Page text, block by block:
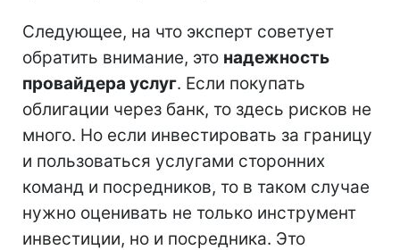
Следующее, на что эксперт советует
обратить внимание, это надежность
провайдера услуг. Если покупать
облигации через банк, то здесь рисков не
много. Но если инвестировать за границу
и пользоваться услугами сторонних
команд и посредников, то в таком случае
нужно оценивать не только инструмент
инвестиции, но и посредника. Это